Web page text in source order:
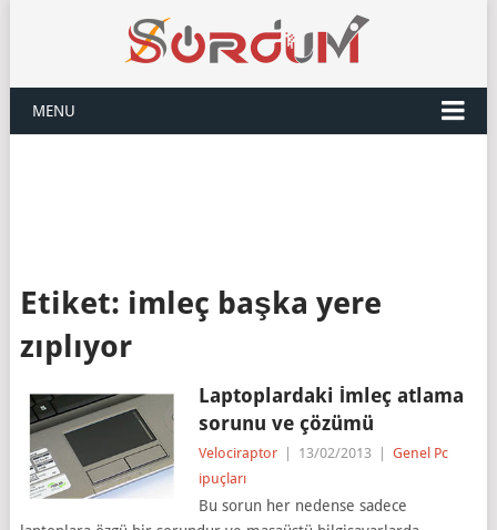
MENU
Etiket: imleç başka yere
zıplıyor
Laptoplardaki İmleç atlama
sorunu ve çözümü
Velociraptor 13/02/2013
Genel Pc
ipuçları
Bu sorun her nedense sadece